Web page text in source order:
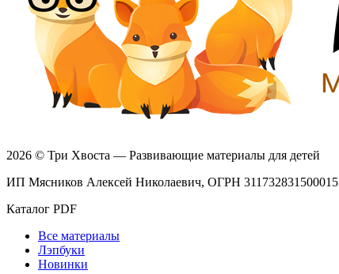
2026 © Три Хвоста — Развивающие материалы для детей
ИП Мясников Алексей Николаевич, ОГРН 311732831500015
Каталог PDF
Все материалы
Лэпбуки
Новинки